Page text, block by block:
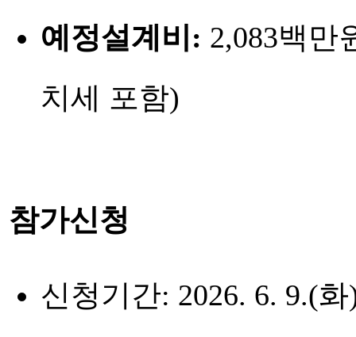
예정설계비: 2,083백만
치세 포함)
참가신청
신청기간: 2026. 6. 9.(